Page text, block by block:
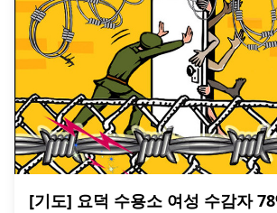
[기도] 요덕 수용소 여성 수감자